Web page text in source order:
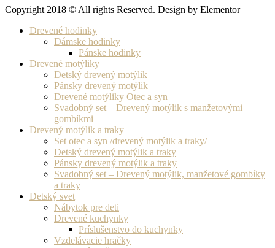
Copyright 2018 © All rights Reserved. Design by Elementor
Drevené hodinky
Dámske hodinky
Pánske hodinky
Drevené motýliky
Detský drevený motýlik
Pánsky drevený motýlik
Drevené motýliky Otec a syn
Svadobný set – Drevený motýlik s manžetovými
gombíkmi
Drevený motýlik a traky
Set otec a syn /drevený motýlik a traky/
Detský drevený motýlik a traky
Pánsky drevený motýlik a traky
Svadobný set – Drevený motýlik, manžetové gombíky
a traky
Detský svet
Nábytok pre deti
Drevené kuchynky
Príslušenstvo do kuchynky
Vzdelávacie hračky